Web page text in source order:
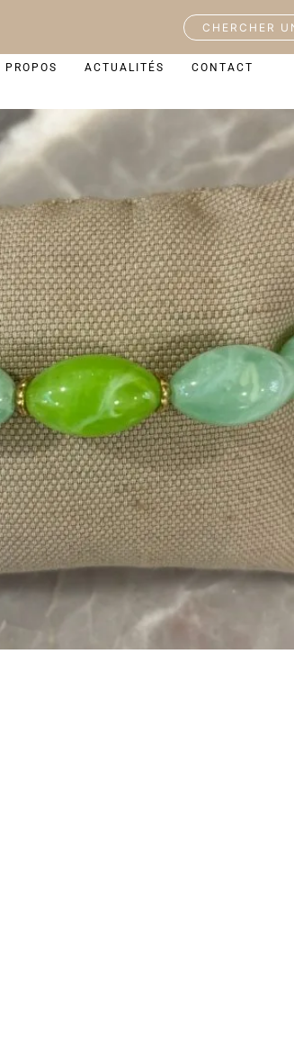
Search
...
PROPOS ACTUALITÉS CONTACT